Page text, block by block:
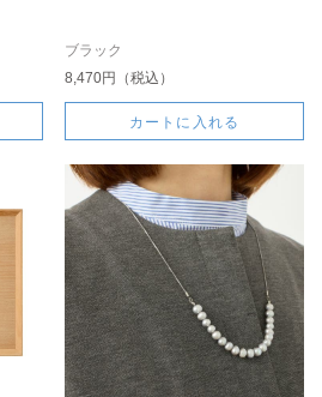
ブラック
8,470円（税込）
カートに入れる